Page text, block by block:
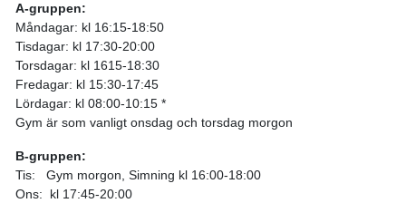
A-gruppen:
Måndagar: kl 16:15-18:50
Tisdagar: kl 17:30-20:00
Torsdagar: kl 1615-18:30
Fredagar: kl 15:30-17:45
Lördagar: kl 08:00-10:15 *
Gym är som vanligt onsdag och torsdag morgon
B-gruppen:
Tis: Gym morgon, Simning kl 16:00-18:00
Ons: kl 17:45-20:00